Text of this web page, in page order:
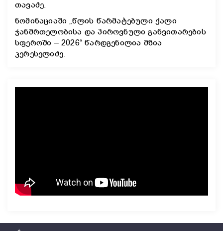
თავაძე.
ნომინაციაში „წლის წარმატებული ქალი
ჯანმრთელობისა და პიროვნული განვითარების
სფეროში – 2026“ წარდგენილია მზია
კერესელიძე.